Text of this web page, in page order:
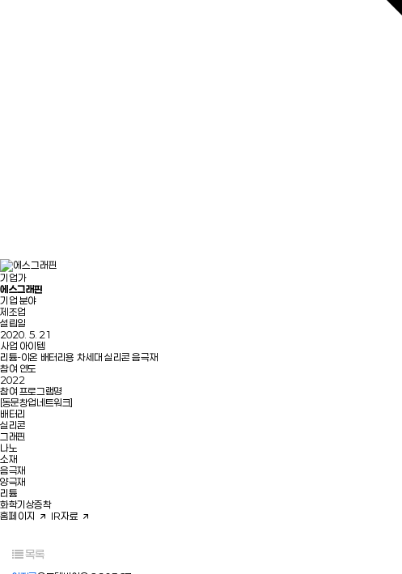
기업가
에스그래핀
기업 분야
제조업
설립일
2020. 5. 21
사업 아이템
리튬-이온 배터리용 차세대 실리콘 음극재
참여 연도
2022
참여 프로그램명
[동문창업네트워크]
배터리
실리콘
그래핀
나노
소재
음극재
양극재
리튬
화학기상증착
홈페이지
IR자료
목록